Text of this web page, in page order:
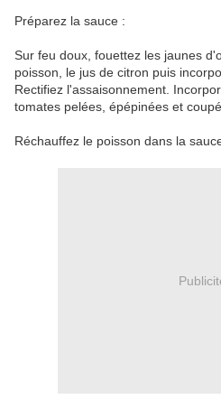
Préparez la sauce :
Sur feu doux, fouettez les jaunes
poisson, le jus de citron puis
Rectifiez l'assaisonnement.
tomates pelées, épépinées et
Réchauffez le poisson dans la